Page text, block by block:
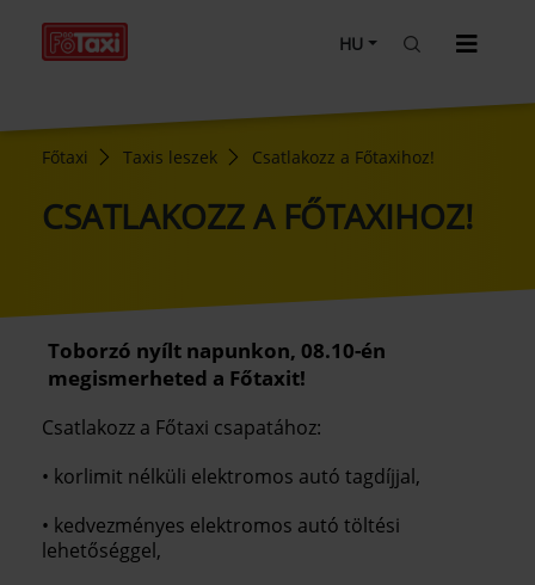
HU
Főtaxi Taxis leszek Csatlakozz a Főtaxihoz!
CSATLAKOZZ A FŐTAXIHOZ!
Toborzó nyílt napunkon, 08.10-én
megismerheted a Főtaxit!
Csatlakozz a Főtaxi csapatához:
• korlimit nélküli elektromos autó tagdíjjal,
• kedvezményes elektromos autó töltési
lehetőséggel,